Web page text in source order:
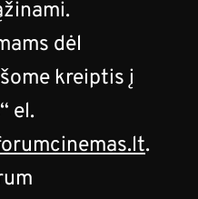
dėl
kreiptis į
el.
.